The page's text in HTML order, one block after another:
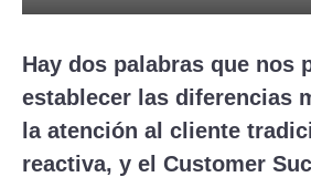
Hay dos palabras que nos
establecer las diferencias
la atención al cliente
reactiva, y el Customer